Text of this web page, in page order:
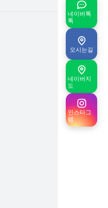
네이버톡
톡
오시는길
네이버지
도
인스타그
램